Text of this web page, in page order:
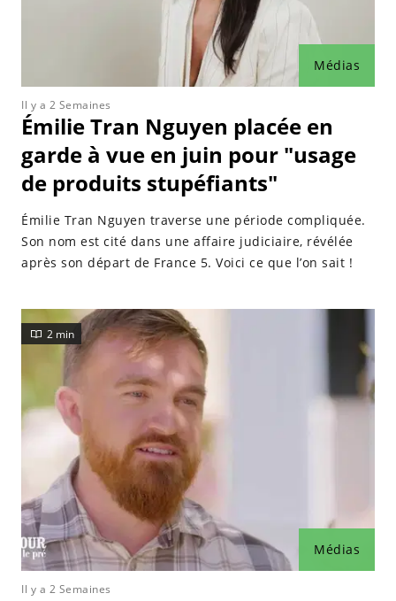
Médias
Il y a 2 Semaines
Émilie Tran Nguyen placée en
garde à vue en juin pour "usage
de produits stupéfiants"
Émilie Tran Nguyen traverse une période compliquée.
Son nom est cité dans une affaire judiciaire, révélée
après son départ de France 5. Voici ce que l’on sait !
Médias
2 min
Il y a 2 Semaines